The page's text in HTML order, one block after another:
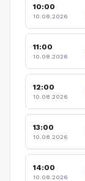
10:00
10.08.2026
11:00
10.08.2026
12:00
10.08.2026
13:00
10.08.2026
14:00
10.08.2026